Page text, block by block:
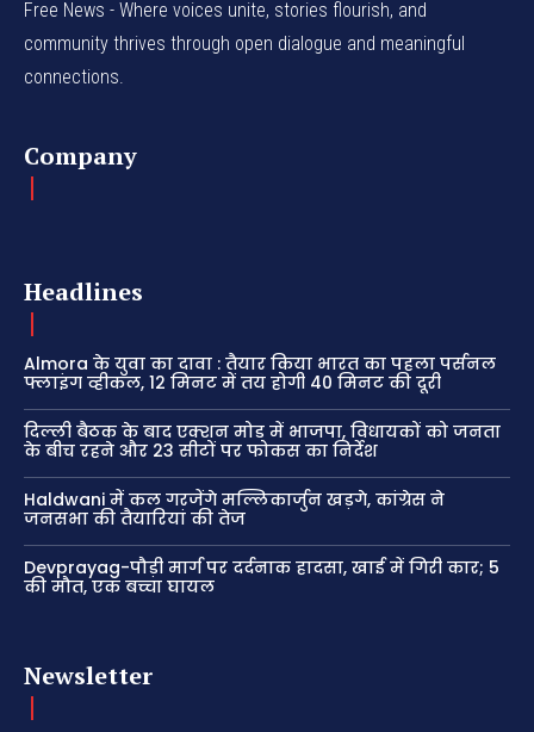
Free News - Where voices unite, stories flourish, and
community thrives through open dialogue and meaningful
connections.
Company
Headlines
Almora के युवा का दावा : तैयार किया भारत का पहला पर्सनल
फ्लाइंग व्हीकल, 12 मिनट में तय होगी 40 मिनट की दूरी
दिल्ली बैठक के बाद एक्शन मोड में भाजपा, विधायकों को जनता
के बीच रहने और 23 सीटों पर फोकस का निर्देश
Haldwani में कल गरजेंगे मल्लिकार्जुन खड़गे, कांग्रेस ने
जनसभा की तैयारियां की तेज
Devprayag-पौड़ी मार्ग पर दर्दनाक हादसा, खाई में गिरी कार; 5
की मौत, एक बच्चा घायल
Newsletter